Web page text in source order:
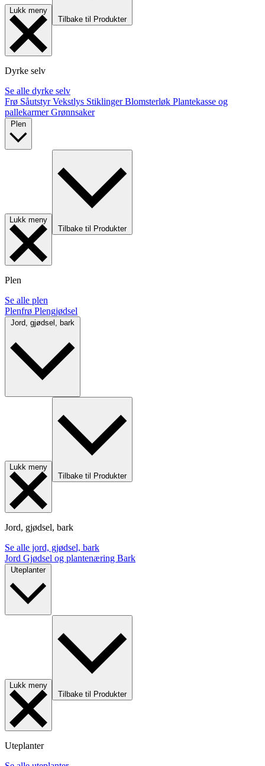
Lukk meny
Tilbake til Produkter
Dyrke selv
Se alle dyrke selv
Frø SåutstyrVekstlys StiklingerBlomsterløk Plantekasse og
pallekarmerGrønnsaker
Lukk meny
Tilbake til Produkter
Plen
Se alle plen
Plenfrø Plengjødsel
Lukk meny
Tilbake til Produkter
Jord, gjødsel, bark
Se alle jord, gjødsel, bark
Jord Gjødsel og plantenæring Bark
Uteplanter
Lukk meny
Tilbake til Produkter
Uteplanter